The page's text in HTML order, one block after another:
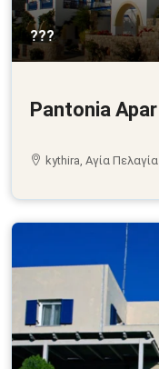
???
Pantonia
kythira, Αγία Πελαγία